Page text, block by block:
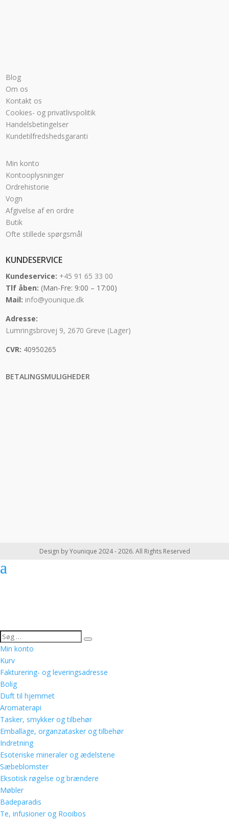
Blog
Om os
Kontakt os
Cookies- og privatlivspolitik
Handelsbetingelser
Kundetilfredshedsgaranti
Min konto
Kontooplysninger
Ordrehistorie
Vogn
Afgivelse af en ordre
Butik
Ofte stillede spørgsmål
KUNDESERVICE
Kundeservice: +45 91 65 33 00
Tlf åben: (Man-Fre: 9:00 – 17:00)
Mail: info@younique.dk
Adresse:
Lumringsbrovej 9, 2670 Greve (Lager)
CVR: 40950265
BETALINGSMULIGHEDER
Design by Younique 2024 - 2026. All Rights Reserved
Min konto
Kurv
Fakturering- og leveringsadresse
Bolig
Duft til hjemmet
Aromaterapi
Tasker, smykker og tilbehør
Emballage, organzatasker og tilbehør
Indretning
Esoteriske mineraler og ædelstene
Sæbeblomster
Eksotisk røgelse og brændere
Møbler
Badeparadis
Te, infusioner og Rooibos